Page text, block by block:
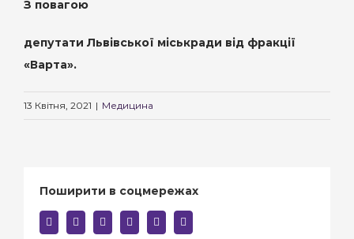
З повагою
депутати Львівської міськради від фракції
«Варта».
13 Квітня, 2021 | Медицина
Поширити в соцмережах
facebooktwitter linkedin reddit whatsapp
mail: